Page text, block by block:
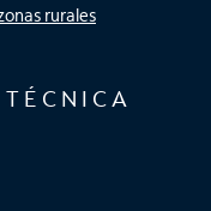
rurales